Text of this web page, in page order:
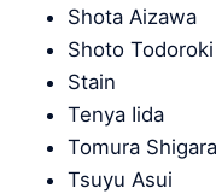
Shota Aizawa
Shoto Todoroki
Stain
Tenya Iida
Tomura
Tsuyu Asui